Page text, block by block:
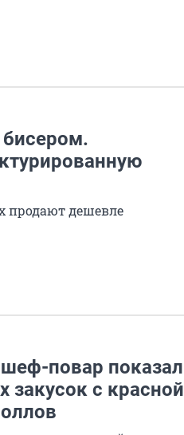
продают дешевле
повар показал
с красной